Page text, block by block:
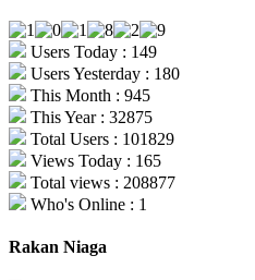
Users Today : 149
Users Yesterday : 180
This Month : 945
This Year : 32875
Total Users : 101829
Views Today : 165
Total views : 208877
Who's Online : 1
Rakan Niaga